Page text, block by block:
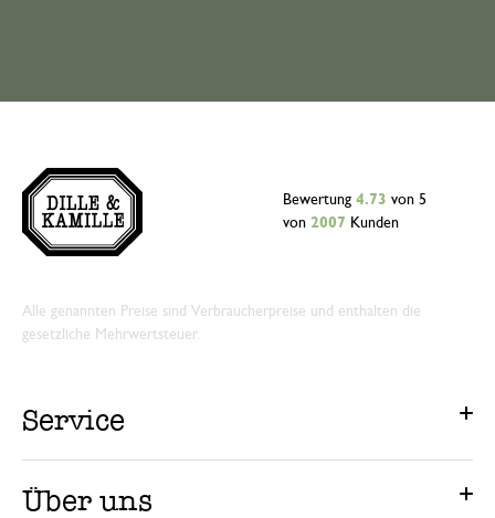
Bewertung 4.73 von 5
von 2007 Kunden
Alle genannten Preise sind Verbraucherpreise und enthalten die
gesetzliche Mehrwertsteuer.
Service
Über uns